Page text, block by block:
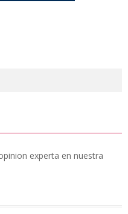
experta en nuestra